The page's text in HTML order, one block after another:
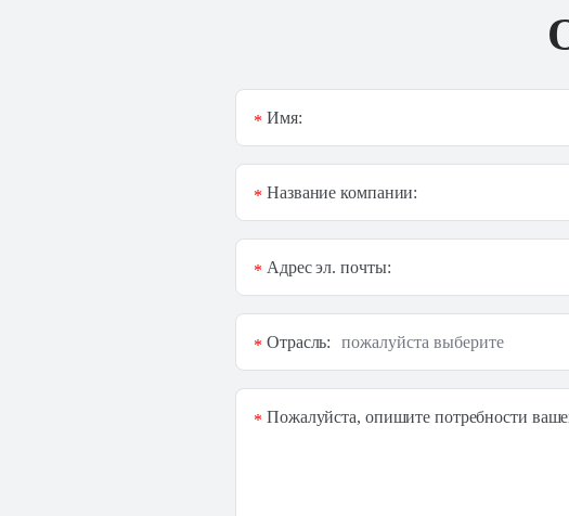
Имя:
*
Название компании:
*
Адрес эл. почты:
*
Отрасль:
*
Пожалуйста, опишите потребности
*